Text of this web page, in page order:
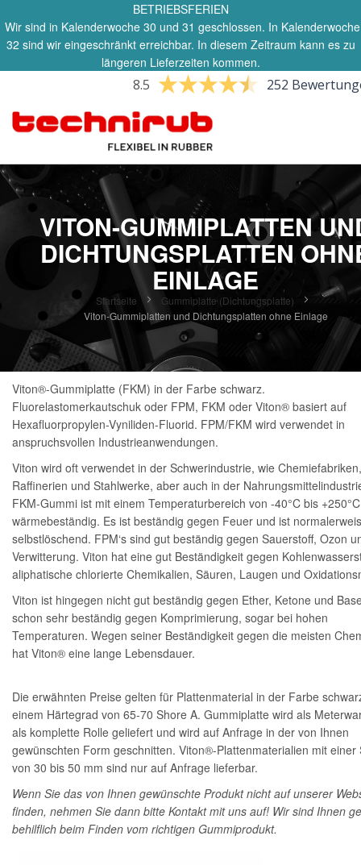
BETRIEBSFERIEN
Wir sind in Kalenderwoche 30 und 31 geschlossen. In Kalenderwoche
32 sind wir eingeschränkt erreichbar. In diesem Zeitraum kann es zu
längeren Lieferzeiten kommen.
8.5 252
VITON-GUMMIPLATTEN
DICHTUNGSPLATTEN
EINLAGE
Startseite
Gummiplatte (Dichtungsplatte)
Viton-Gummiplatten und Dichtungsplatten ohne Einlage
Viton®-Gummiplatte (FKM) in der Farbe schwarz.
Fluorelastomerkautschuk oder FPM, FKM oder Viton® basiert auf
Hexafluorpropylen-Vyniliden-Fluorid. FPM/FKM wird verwendet in
anspruchsvollen Industrieanwendungen.
Viton wird oft verwendet in der Schwerindustrie, wie Chemiefabriken,
Raffinerien und Stahlwerke, aber auch in der
FKM-Gummi ist mit einem Temperaturbereich von -40°C bis +250°C
wärmebeständig. Es ist beständig gegen Feuer und ist
selbstlöschend. FPM‘s sind gut beständig gegen Sauerstoff, Ozon
Verwitterung. Viton hat eine gut Beständigkeit gegen
aliphatische chlorierte Chemikalien, Säuren, Laugen und
Viton ist hingegen nicht gut beständig gegen Ether, Ketone und
schon sehr beständig gegen Komprimierung, sogar bei hohen
Temperaturen. Wegen seiner Beständigkeit gegen die meisten
hat Viton® eine lange Lebensdauer.
Die erwähnten Preise gelten für Plattenmaterial in der Farbe
einem Härtegrad von 65-70 Shore A. Gummiplatte wird als
als komplette Rolle geliefert und wird auf Anfrage in der von Ihnen
gewünschten Form geschnitten. Viton®-Plattenmaterialien mit einer
von 30 bis 50 mm sind nur auf Anfrage lieferbar.
Wenn Sie das von Ihnen gewünschte Produkt nicht auf unserer
finden, nehmen Sie dann bitte Kontakt mit uns auf! Wir sind Ihnen
behilflich beim Finden vom richtigen Gummiprodukt.